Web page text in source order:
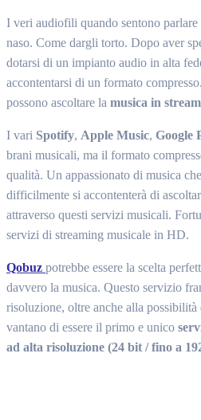
I veri audiofili quando sentono parlare
naso. Come dargli torto. Dopo aver
dotarsi di un impianto audio in alta
accontentarsi di un formato
possono ascoltare la musica in
I vari Spotify, Apple Music, Google
brani musicali, ma il formato
qualità. Un appassionato di musica
difficilmente si accontenterà di
attraverso questi servizi musicali.
servizi di streaming musicale in HD.
Qobuz potrebbe essere la scelta
davvero la musica. Questo servizio
risoluzione, oltre anche alla
vantano di essere il primo e unico
ad alta risoluzione (24 bit / fino a